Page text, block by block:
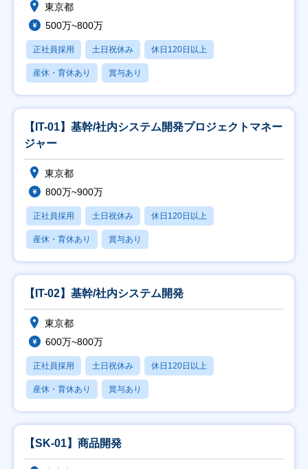
東京都
500万~800万
正社員採用 土日祝休み 休日120日以上
産休・育休あり 賞与あり
【IT-01】基幹/社内システム開発プロジェクトマネー
ジャー
東京都
800万~900万
正社員採用 土日祝休み 休日120日以上
産休・育休あり 賞与あり
【IT-02】基幹/社内システム開発
東京都
600万~800万
正社員採用 土日祝休み 休日120日以上
産休・育休あり 賞与あり
【SK-01】商品開発